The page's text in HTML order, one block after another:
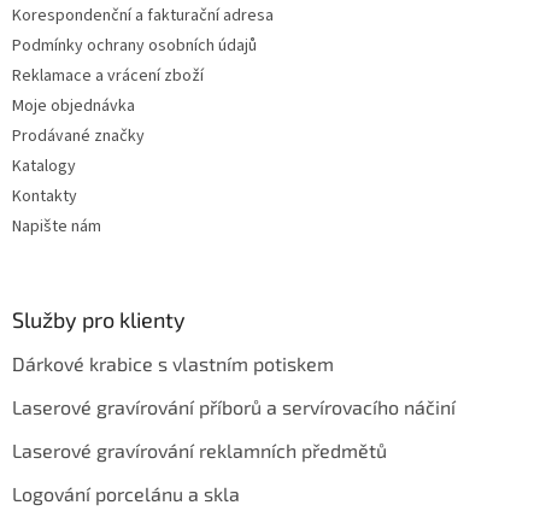
Korespondenční a fakturační adresa
Podmínky ochrany osobních údajů
Reklamace a vrácení zboží
Moje objednávka
Prodávané značky
Katalogy
Kontakty
Napište nám
Služby pro klienty
Dárkové krabice s vlastním potiskem
Laserové gravírování příborů a servírovacího náčiní
Laserové gravírování reklamních předmětů
Logování porcelánu a skla